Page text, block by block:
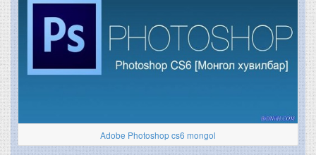
Adobe Photoshop cs6 mongol